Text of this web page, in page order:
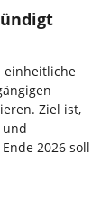
einheitliche
Ziel ist,
2026 soll